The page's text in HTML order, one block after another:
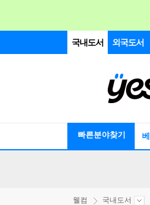
국내도서 외국도서
빠른분야찾기
웰컴 국내도서